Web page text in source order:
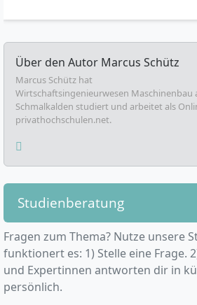
Über den Autor Marcus Schütz
Marcus Schütz hat
Wirtschaftsingenieurwesen Maschinenbau
Schmalkalden studiert und arbeitet als
privathochschulen.net.
Studienberatung
Fragen zum Thema? Nutze unsere
funktionert es: 1) Stelle eine Frage.
und Expertinnen antworten dir in
persönlich.